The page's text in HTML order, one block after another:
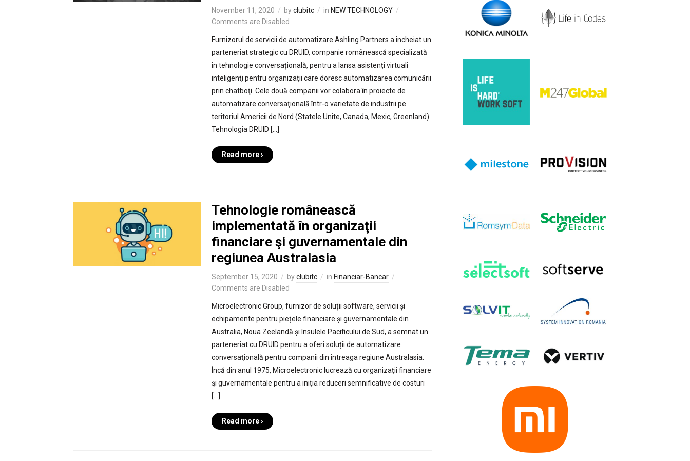
November 11, 2020 byclubitc in NEW TECHNOLOGY
Comments are Disabled
Furnizorul de servicii de automatizare Ashling Partners a încheiat un
parteneriat strategic cu DRUID, companie românească specializată
în tehnologie conversațională, pentru a lansa asistenți virtuali
inteligenţi pentru organizații care doresc automatizarea comunicării
prin chatboţi. Cele două companii vor colabora în proiecte de
automatizare conversaţională într-o varietate de industrii pe
teritoriul Americii de Nord (Statele Unite, Canada, Mexic, Greenland).
Tehnologia DRUID […]
Read more ›
Tehnologie românească
implementată în organizaţii
financiare şi guvernamentale din
regiunea Australasia
September 15, 2020 byclubitc in Financiar-Bancar
Comments are Disabled
Microelectronic Group, furnizor de soluții software, servicii și
echipamente pentru piețele financiare și guvernamentale din
Australia, Noua Zeelandă și Insulele Pacificului de Sud, a semnat un
parteneriat cu DRUID pentru a oferi soluții de automatizare
conversaţională pentru companii din întreaga regiune Australasia.
Încă din anul 1975, Microelectronic lucrează cu organizaţii financiare
şi guvernamentale pentru a iniţia reduceri semnificative de costuri
[…]
Read more ›